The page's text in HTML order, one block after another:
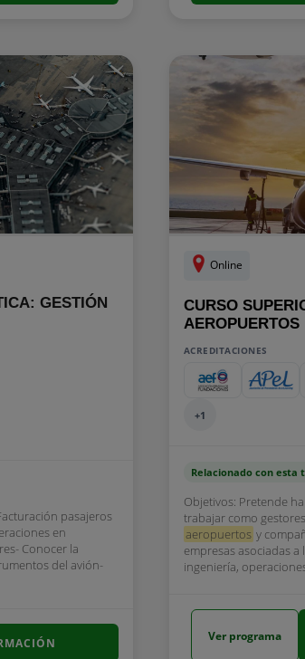
GESTIÓN
pasajeros
en
Conocer la
del avión-
Online
CURSO
AEROPUERTOS
ACREDITACIONES
+1
Relacionado con esta
Objetivos: Pretende
trabajar como
aeropuertos y
empresas asociadas a
ingeniería,
Ver programa